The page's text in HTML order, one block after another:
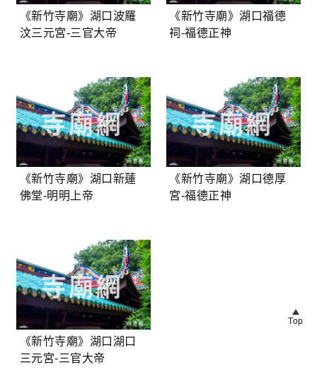
《新竹寺廟》湖口波羅
汶三元宮-三官大帝
《新竹寺廟》湖口福德
祠-福德正神
《新竹寺廟》湖口新蓮
佛堂-明明上帝
《新竹寺廟》湖口德厚
宮-福德正神
《新竹寺廟》湖口湖口
三元宮-三官大帝
Top